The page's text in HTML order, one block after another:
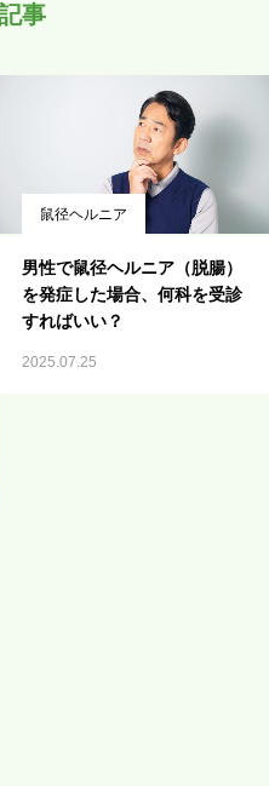
事
鼠径ヘルニア
男性で鼠径ヘルニア（脱腸）
を発症した場合、何科を受診
すればいい？
2025.07.25